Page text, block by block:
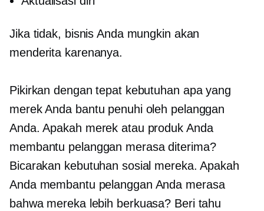
Jika tidak, bisnis Anda mungkin akan
menderita karenanya.
Pikirkan dengan tepat kebutuhan apa yang
merek Anda bantu penuhi oleh pelanggan
Anda. Apakah merek atau produk Anda
membantu pelanggan merasa diterima?
Bicarakan kebutuhan sosial mereka. Apakah
Anda membantu pelanggan Anda merasa
bahwa mereka lebih berkuasa? Beri tahu